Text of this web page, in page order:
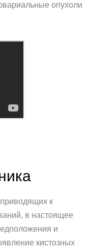
опухоли
к
в настоящее
и
кистозных